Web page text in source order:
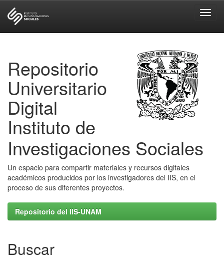
Repositorio
Universitario
Digital
Instituto de
Investigaciones Sociales
Un espacio para compartir materiales y recursos digitales
académicos producidos por los investigadores del IIS, en el
proceso de sus diferentes proyectos.
Repositorio del IIS-UNAM
Buscar